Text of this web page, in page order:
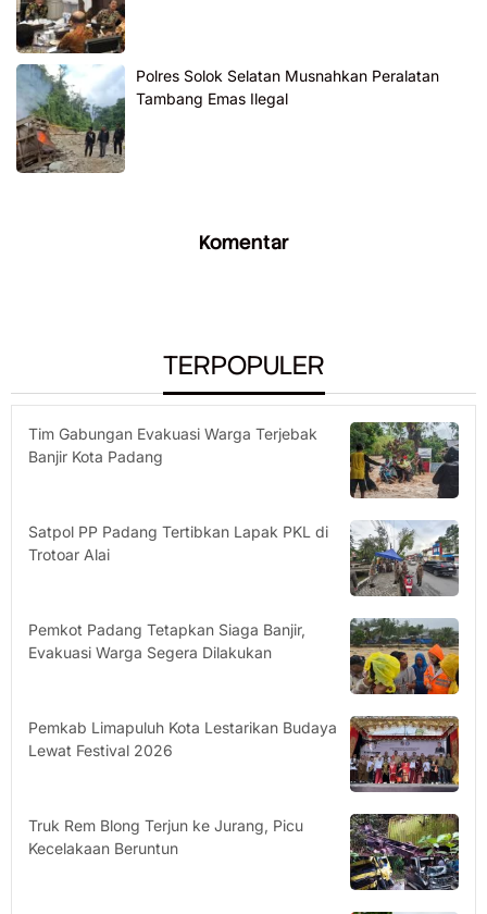
Polres Solok Selatan Musnahkan Peralatan
Tambang Emas Ilegal
Komentar
TERPOPULER
Tim Gabungan Evakuasi Warga Terjebak
Banjir Kota Padang
Satpol PP Padang Tertibkan Lapak PKL di
Trotoar Alai
Pemkot Padang Tetapkan Siaga Banjir,
Evakuasi Warga Segera Dilakukan
Pemkab Limapuluh Kota Lestarikan Budaya
Lewat Festival 2026
Truk Rem Blong Terjun ke Jurang, Picu
Kecelakaan Beruntun